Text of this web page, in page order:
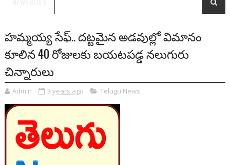
హమ్మయ్య సేఫ్.. దట్టమైన అడవుల్లో విమానం
కూలిన 40 రోజులకు బయటపడ్డ నలుగురు
చిన్నారులు
Admin 3 years ago Telugu News